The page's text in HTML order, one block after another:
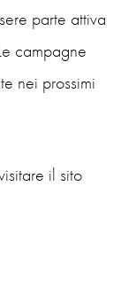
parte attiva
campagne
nei prossimi
il sito